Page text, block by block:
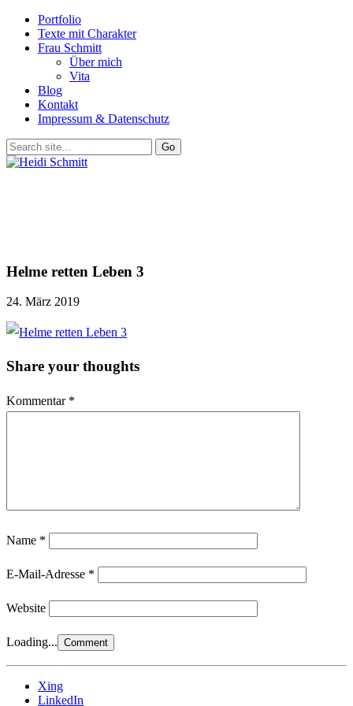
Portfolio
Texte mit Charakter
Frau Schmitt
Über mich
Vita
Blog
Kontakt
Impressum & Datenschutz
Helme retten Leben 3
24. März 2019
Share your thoughts
Kommentar *
Name *
E-Mail-Adresse *
Website
Loading...
Xing
LinkedIn